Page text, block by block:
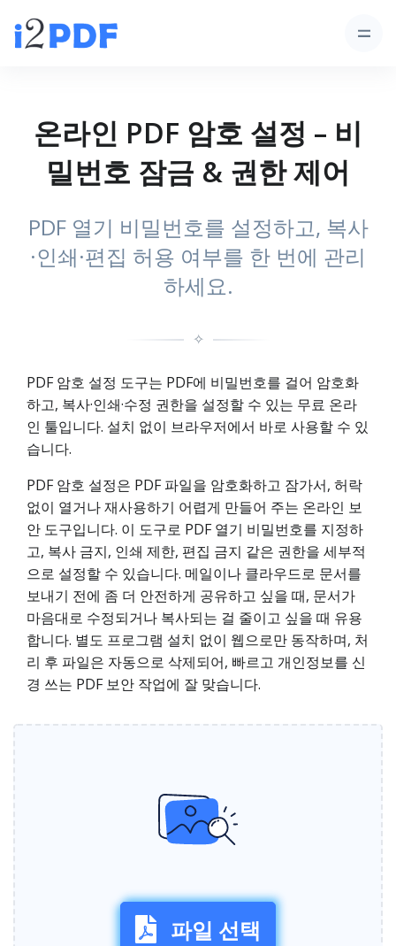
온라인 PDF 암호 설정 – 비
밀번호 잠금 & 권한 제어
PDF 열기 비밀번호를 설정하고, 복사
·인쇄·편집 허용 여부를 한 번에 관리
하세요.
✧
PDF 암호 설정 도구는 PDF에 비밀번호를 걸어 암호화
하고, 복사·인쇄·수정 권한을 설정할 수 있는 무료 온라
인 툴입니다. 설치 없이 브라우저에서 바로 사용할 수 있
습니다.
PDF 암호 설정은 PDF 파일을 암호화하고 잠가서, 허락
없이 열거나 재사용하기 어렵게 만들어 주는 온라인 보
안 도구입니다. 이 도구로 PDF 열기 비밀번호를 지정하
고, 복사 금지, 인쇄 제한, 편집 금지 같은 권한을 세부적
으로 설정할 수 있습니다. 메일이나 클라우드로 문서를
보내기 전에 좀 더 안전하게 공유하고 싶을 때, 문서가
마음대로 수정되거나 복사되는 걸 줄이고 싶을 때 유용
합니다. 별도 프로그램 설치 없이 웹으로만 동작하며, 처
리 후 파일은 자동으로 삭제되어, 빠르고 개인정보를 신
경 쓰는 PDF 보안 작업에 잘 맞습니다.
파일 선택